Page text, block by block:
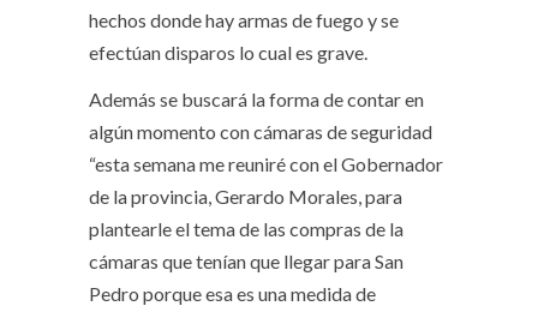
hechos donde hay armas de fuego y se
efectúan disparos lo cual es grave.
Además se buscará la forma de contar en
algún momento con cámaras de seguridad
“esta semana me reuniré con el Gobernador
de la provincia, Gerardo Morales, para
plantearle el tema de las compras de la
cámaras que tenían que llegar para San
Pedro porque esa es una medida de